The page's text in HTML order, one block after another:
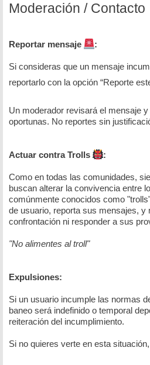
Moderación / Contacto
Reportar mensaje :
Si consideras que un mensaje
reportarlo con la opción “Reporte
Un moderador revisará el mensaje
oportunas. No reportes sin
Actuar contra Trolls :
Como en todas las comunidades,
buscan alterar la convivencia entre
comúnmente conocidos como
de usuario, reporta sus mensajes, y
confrontación ni responder a sus
"No alimentes al troll"
Expulsiones:
Si un usuario incumple las normas
baneo será indefinido o temporal
reiteración del incumplimiento.
Si no quieres verte en esta